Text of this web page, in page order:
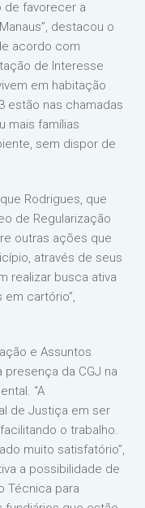
de favorecer a
destacou o
acordo com
de Interesse
em habitação
estão nas chamadas
mais famílias
sem dispor de
Rodrigues, que
de Regularização
outras ações que
através de seus
realizar busca ativa
cartório”,
e Assuntos
presença da CGJ na
“A
de Justiça em ser
o trabalho.
muito satisfatório”,
a possibilidade de
Técnica para